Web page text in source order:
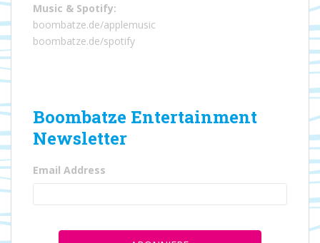
Music & Spotify:
boombatze.de/applemusic
boombatze.de/spotify
Boombatze Entertainment
Newsletter
Email Address